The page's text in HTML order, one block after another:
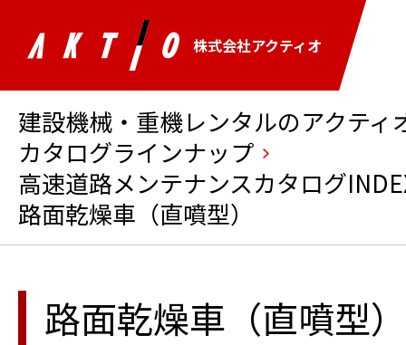
株式会社アクティオ
建設機械・重機レンタルのアクティ
カタログラインナップ
高速道路メンテナンスカタログ
路面乾燥車（直噴型）
路面乾燥車（直噴型）